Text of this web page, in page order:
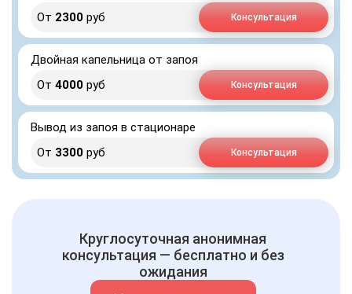
От 2300 руб Консультация
Двойная капельница от запоя
От 4000 руб Консультация
Вывод из запоя в стационаре
От 3300 руб Консультация
Круглосуточная анонимная
консультация — бесплатно и без
ожидания